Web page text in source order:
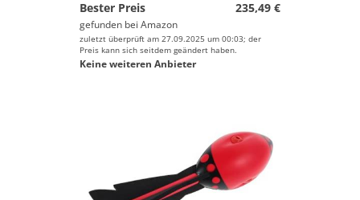
Bester Preis
235,49 €
gefunden bei Amazon
zuletzt überprüft am 27.09.2025 um 00:03; der
Preis kann sich seitdem geändert haben.
Keine weiteren Anbieter